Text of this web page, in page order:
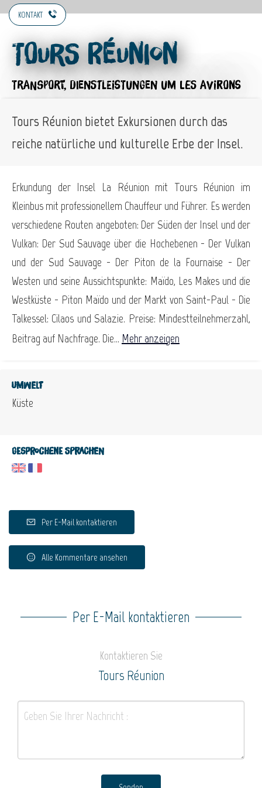
KONTAKT
Tours Réunion
TRANSPORT, DIENSTLEISTUNGEN UM LES AVIRONS
Tours Réunion bietet Exkursionen durch das
reiche natürliche und kulturelle Erbe der Insel.
Erkundung der Insel La Réunion mit Tours Réunion im
Kleinbus mit professionellem Chauffeur und Führer. Es werden
verschiedene Routen angeboten: Der Süden der Insel und der
Vulkan: Der Sud Sauvage über die Hochebenen - Der Vulkan
und der Sud Sauvage - Der Piton de la Fournaise - Der
Westen und seine Aussichtspunkte: Maïdo, Les Makes und die
Westküste - Piton Maïdo und der Markt von Saint-Paul - Die
Talkessel: Cilaos und Salazie. Preise: Mindestteilnehmerzahl,
Beitrag auf Nachfrage. Die... Mehr anzeigen
Umwelt
Küste
Gesprochene Sprachen
Per E-Mail kontaktieren
Alle Kommentare ansehen
Per E-Mail kontaktieren
Kontaktieren Sie
Tours Réunion